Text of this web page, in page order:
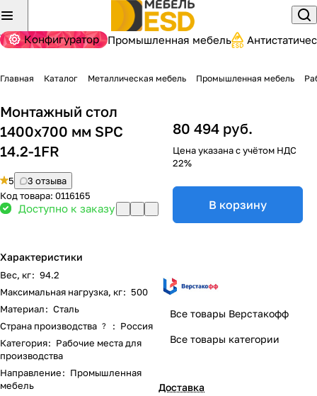
Конфигуратор Промышленная мебель
Главная Каталог Металлическая мебель Промышленная мебель
Монтажный стол
1400х700 мм SPC
14.2-1FR
5
3 отзыва
Код товара: 0116165
Доступно к заказу
Характеристики
Вес, кг: 94.2
Максимальная нагрузка, кг: 500
Материал: Сталь
Страна производства ? : Россия
Категория: Рабочие места для
производства
Направление: Промышленная
мебель
80 494 руб.
Цена указана с учётом НДС
22%
В корзину
Все товары Верстакофф
Все товары категории
Доставка